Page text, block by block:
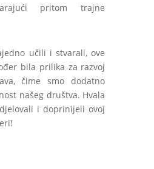
pritom trajne
učili i stvarali, ove
bila prilika za razvoj
čime smo dodatno
našeg društva. Hvala
i doprinijeli ovoj